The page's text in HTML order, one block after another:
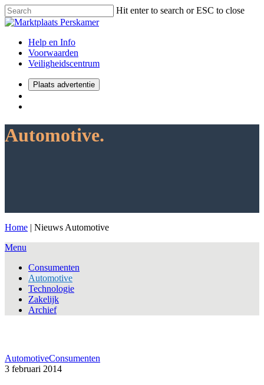
Hit enter to search or ESC to close
Help en Info
Voorwaarden
Veiligheidscentrum
Plaats advertentie
Automotive.
Home | Nieuws Automotive
Menu
Consumenten
Automotive
Technologie
Zakelijk
Archief
AutomotiveConsumenten
3 februari 2014